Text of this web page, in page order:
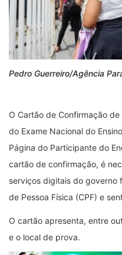
Pedro Guerreiro/Agência
O Cartão de Confirmação
do Exame Nacional do
Página do Participante do
cartão de confirmação, é
serviços digitais do governo
de Pessoa Física (CPF) e
O cartão apresenta, entre
e o local de prova.